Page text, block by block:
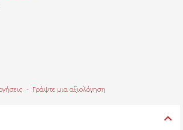
- Γράψτε μια αξιολόγηση